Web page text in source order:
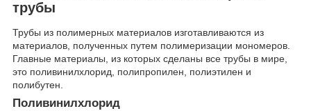
трубы
Трубы из полимерных материалов изготавливаются из
материалов, полученных путем полимеризации мономеров.
Главные материалы, из которых сделаны все трубы в мире,
это поливинилхлорид, полипропилен, полиэтилен и
полибутен.
Поливинилхлорид